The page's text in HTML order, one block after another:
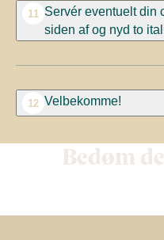
11 Servér eventuelt din
siden af og nyd to
12 Velbekomme!
Bedøm